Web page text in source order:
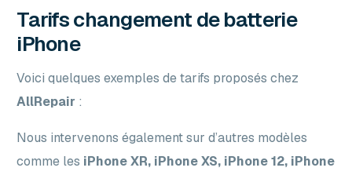
Tarifs changement de batterie
iPhone
Voici quelques exemples de tarifs proposés chez
AllRepair :
Nous intervenons également sur d’autres modèles
comme les iPhone XR, iPhone XS, iPhone 12, iPhone